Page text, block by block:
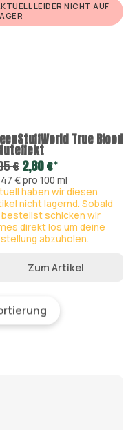
LEIDER NICHT AUF
True Blood
€2,80 €*
€ pro 100 ml
haben wir diesen
nicht lagernd. Sobald
bestellst schicken wir
direkt los um deine
abzuholen.
Zum Artikel